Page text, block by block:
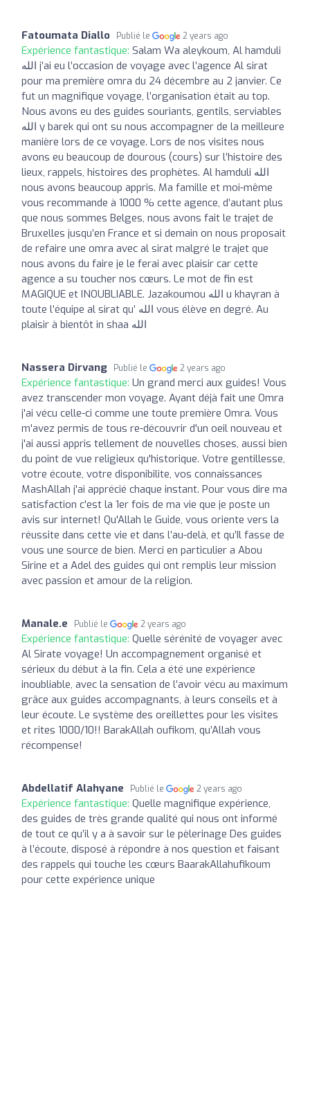
Fatoumata Diallo Publié le 2 years ago
Expérience fantastique: Salam Wa aleykoum, Al hamduli
pour ma première omra du 24 décembre au 2 janvier. Ce
fut un magnifique voyage, l’organisation était au top.
Nous avons eu des guides souriants, gentils, serviables
الله y barek qui ont su nous accompagner de la meilleure
manière lors de ce voyage. Lors de nos visites nous
avons eu beaucoup de dourous (cours) sur l’histoire des
lieux, rappels, histoires des prophètes. Al hamduli ‎الله
nous avons beaucoup appris. Ma famille et moi-même
vous recommande à 1000 % cette agence, d’autant plus
que nous sommes Belges, nous avons fait le trajet de
Bruxelles jusqu’en France et si demain on nous proposait
de refaire une omra avec al sirat malgré le trajet que
nous avons du faire je le ferai avec plaisir car cette
agence a su toucher nos cœurs. Le mot de fin est
MAGIQUE et INOUBLIABLE. Jazakoumou ‎الله u khayran à
toute l’équipe al sirat qu’ ‎الله vous élève en degré. Au
plaisir à bientôt in shaa ‎الله
Nassera Dirvang Publié le 2 years ago
Expérience fantastique: Un grand merci aux guides! Vous
avez transcender mon voyage. Ayant déjà fait une Omra
j'ai vécu celle-ci comme une toute première Omra. Vous
m'avez permis de tous re-découvrir d'un oeil nouveau et
j'ai aussi appris tellement de nouvelles choses, aussi bien
du point de vue religieux qu'historique. Votre gentillesse,
votre écoute, votre disponibilite, vos connaissances
MashAllah j'ai apprécié chaque instant. Pour vous dire ma
satisfaction c'est la 1er fois de ma vie que je poste un
avis sur internet! Qu'Allah le Guide, vous oriente vers la
réussite dans cette vie et dans l’au-delà, et qu’Il fasse de
vous une source de bien. Merci en particulier a Abou
Sirine et a Adel des guides qui ont remplis leur mission
avec passion et amour de la religion.
Manale.e Publié le 2 years ago
Expérience fantastique: Quelle sérénité de voyager avec
Al Sirate voyage! Un accompagnement organisé et
sérieux du début à la fin. Cela a été une expérience
inoubliable, avec la sensation de l’avoir vécu au maximum
grâce aux guides accompagnants, à leurs conseils et à
leur écoute. Le système des oreillettes pour les visites
et rites 1000/10!! BarakAllah oufikom, qu’Allah vous
récompense!
Abdellatif Alahyane Publié le 2 years ago
Expérience fantastique: Quelle magnifique expérience,
des guides de très grande qualité qui nous ont informé
de tout ce qu’il y a à savoir sur le pèlerinage Des guides
à l’écoute, disposé à répondre à nos question et faisant
des rappels qui touche les cœurs BaarakAllahufikoum
pour cette expérience unique